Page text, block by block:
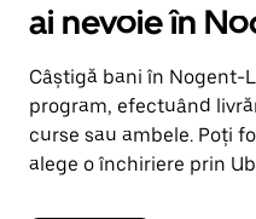
ai nevoie în
Câștigă bani în Nogent-
program, efectuând
curse sau ambele. Poți
alege o închiriere prin